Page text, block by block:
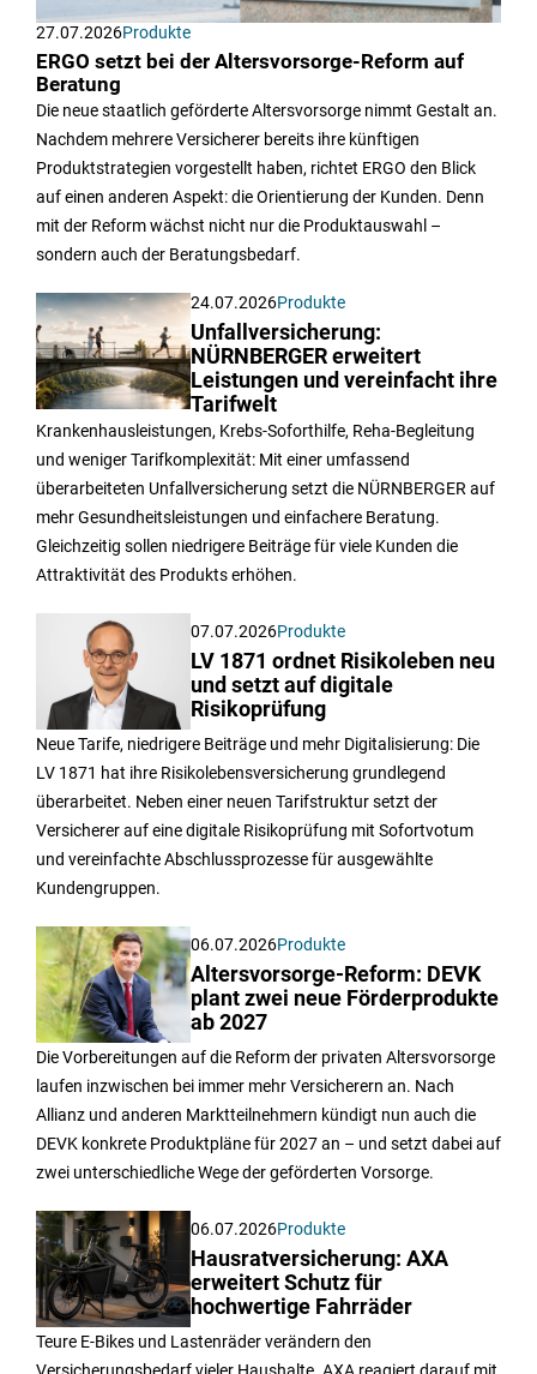
27.07.2026Produkte
ERGO setzt bei der Altersvorsorge-Reform auf
Beratung
Die neue staatlich geförderte Altersvorsorge nimmt Gestalt an.
Nachdem mehrere Versicherer bereits ihre künftigen
Produktstrategien vorgestellt haben, richtet ERGO den Blick
auf einen anderen Aspekt: die Orientierung der Kunden. Denn
mit der Reform wächst nicht nur die Produktauswahl –
sondern auch der Beratungsbedarf.
24.07.2026Produkte
Unfallversicherung:
NÜRNBERGER erweitert
Leistungen und vereinfacht ihre
Tarifwelt
Krankenhausleistungen, Krebs-Soforthilfe, Reha-Begleitung
und weniger Tarifkomplexität: Mit einer umfassend
überarbeiteten Unfallversicherung setzt die NÜRNBERGER auf
mehr Gesundheitsleistungen und einfachere Beratung.
Gleichzeitig sollen niedrigere Beiträge für viele Kunden die
Attraktivität des Produkts erhöhen.
07.07.2026Produkte
LV 1871 ordnet Risikoleben neu
und setzt auf digitale
Risikoprüfung
Neue Tarife, niedrigere Beiträge und mehr Digitalisierung: Die
LV 1871 hat ihre Risikolebensversicherung grundlegend
überarbeitet. Neben einer neuen Tarifstruktur setzt der
Versicherer auf eine digitale Risikoprüfung mit Sofortvotum
und vereinfachte Abschlussprozesse für ausgewählte
Kundengruppen.
06.07.2026Produkte
Altersvorsorge-Reform: DEVK
plant zwei neue Förderprodukte
ab 2027
Die Vorbereitungen auf die Reform der privaten Altersvorsorge
laufen inzwischen bei immer mehr Versicherern an. Nach
Allianz und anderen Marktteilnehmern kündigt nun auch die
DEVK konkrete Produktpläne für 2027 an – und setzt dabei auf
zwei unterschiedliche Wege der geförderten Vorsorge.
06.07.2026Produkte
Hausratversicherung: AXA
erweitert Schutz für
hochwertige Fahrräder
Teure E-Bikes und Lastenräder verändern den
Versicherungsbedarf vieler Haushalte. AXA reagiert darauf mit